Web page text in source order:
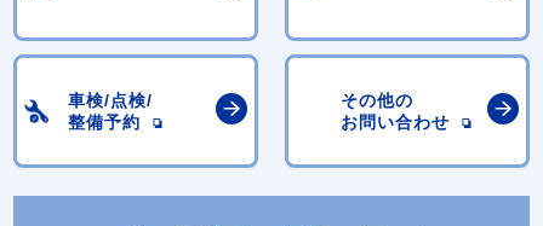
車検/点検/
整備予約
その他の
お問い合わせ